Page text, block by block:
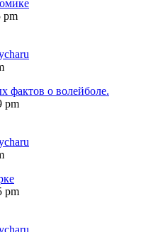
pm
фактов о волейболе.
pm
pm